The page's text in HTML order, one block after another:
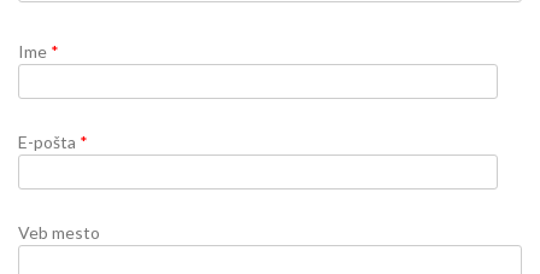
Ime *
E-pošta *
Veb mesto